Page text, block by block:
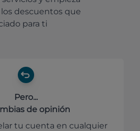
descuentos que
para ti
Pero...
de opinión
tu cuenta en cualquier